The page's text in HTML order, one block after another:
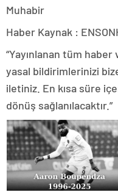
Muhabir
Haber Kaynak :
“Yayınlanan tüm
yasal bildirimlerinizi
iletiniz. En kısa süre
dönüş sağlanılacaktır.”